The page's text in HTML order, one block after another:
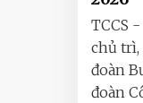
TCCS
chủ trì,
đoàn
đoàn